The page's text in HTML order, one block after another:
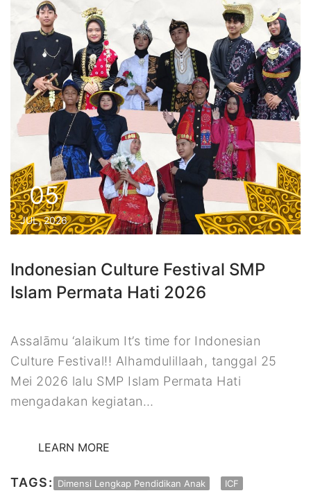
05
JUL, 2026
Indonesian Culture Festival SMP
Islam Permata Hati 2026
Assalāmu ‘alaikum It’s time for Indonesian
Culture Festival!! Alhamdulillaah, tanggal 25
Mei 2026 lalu SMP Islam Permata Hati
mengadakan kegiatan…
LEARN MORE
TAGS: Dimensi Lengkap Pendidikan Anak
ICF